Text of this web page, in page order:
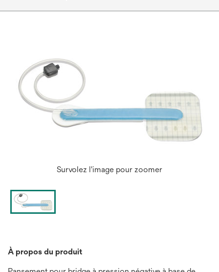
Survolez l'image pour zoomer
À propos du produit